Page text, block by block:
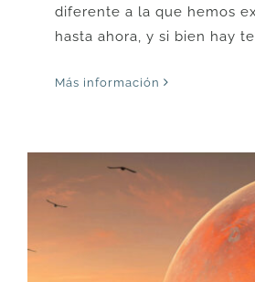
diferente a la que hemos
hasta ahora, y si bien hay
Más información